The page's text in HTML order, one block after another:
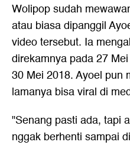
Wolipop sudah
atau biasa dipanggil
video tersebut. Ia
direkamnya pada 27
30 Mei 2018. Ayoel pun
lamanya bisa viral di
"Senang pasti ada, tapi
nggak berhenti sampai